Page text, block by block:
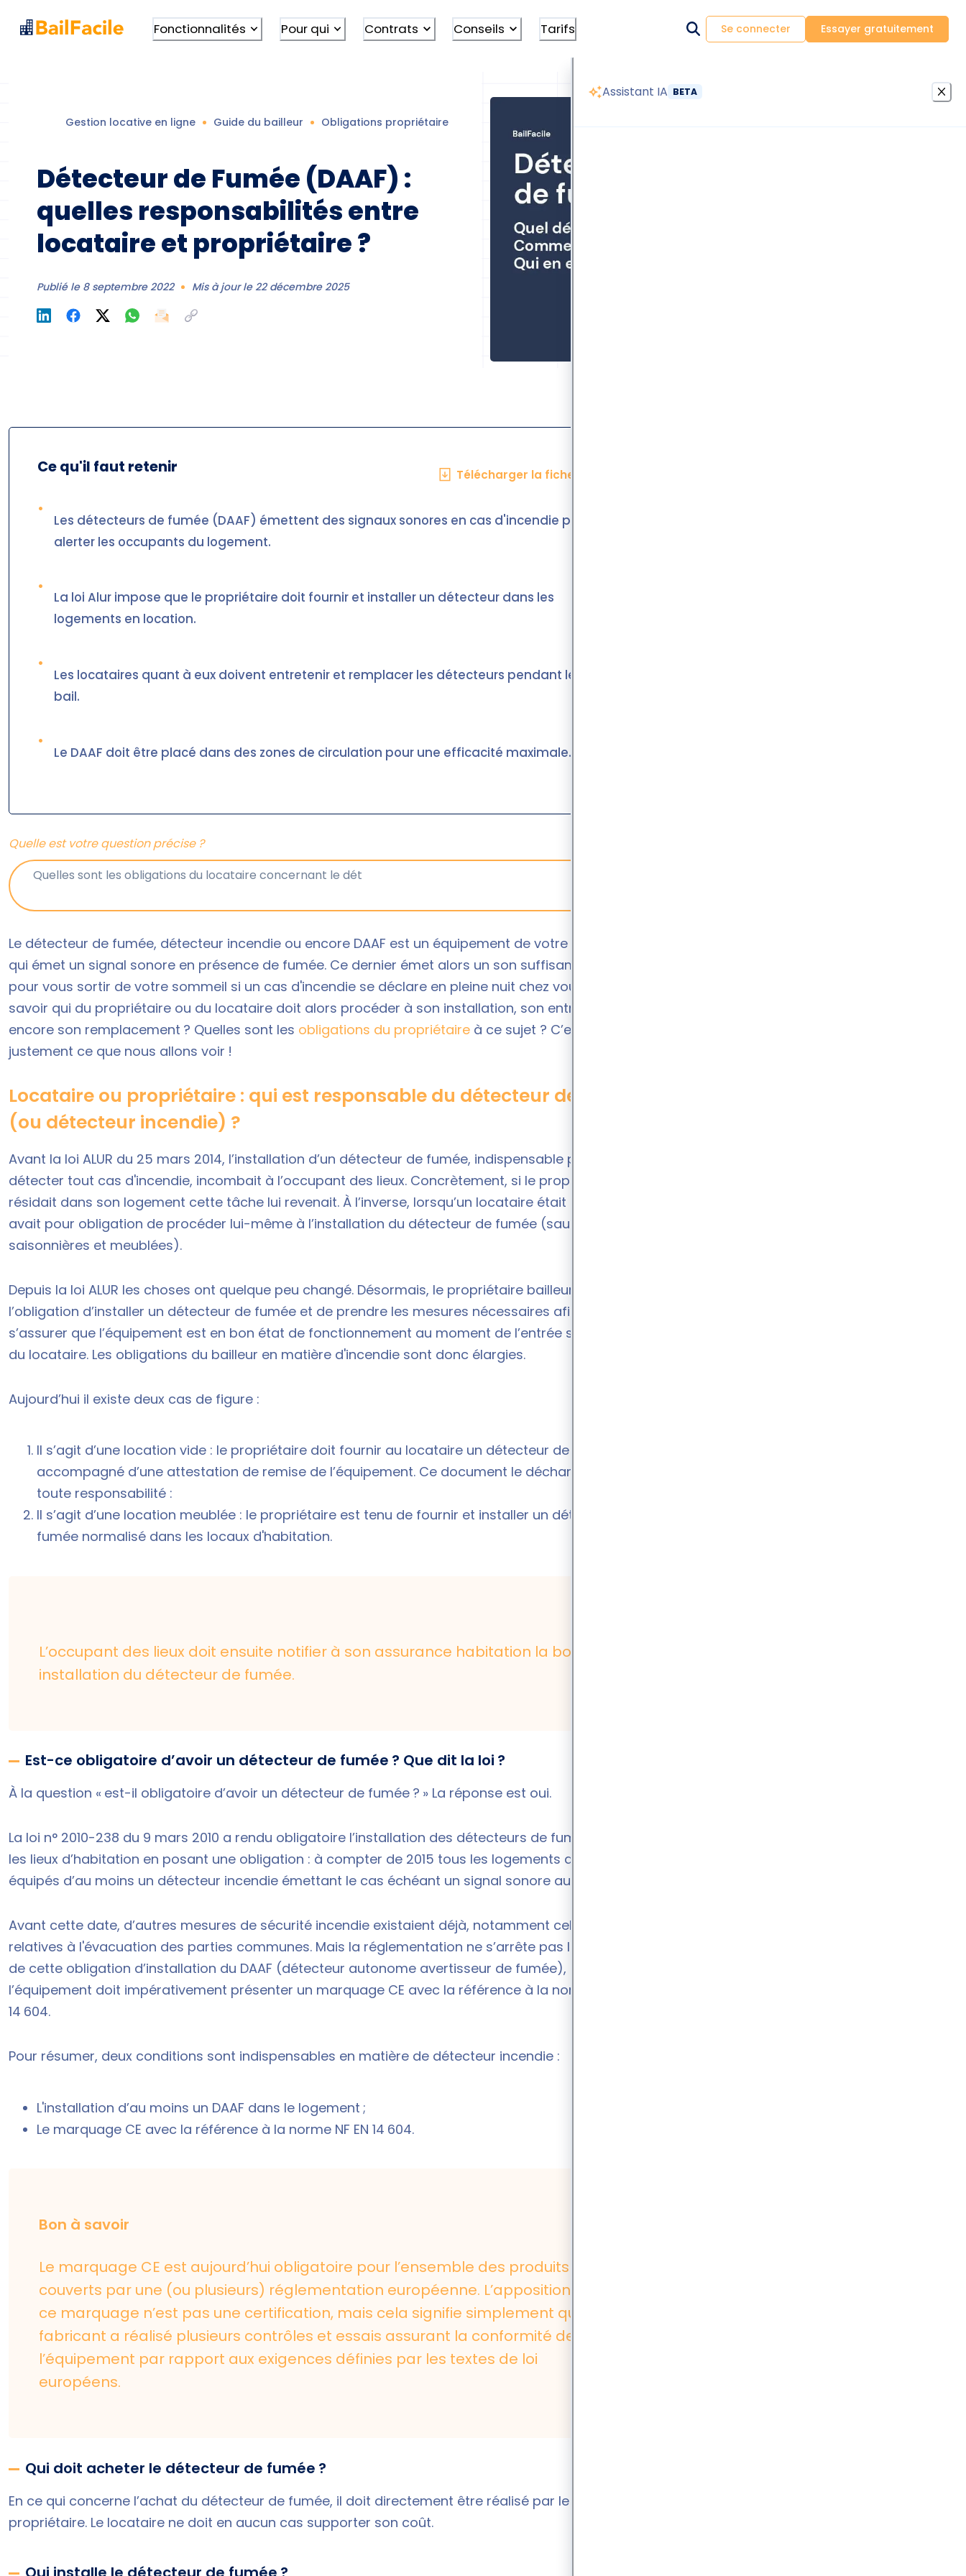
Assistant IA BETA
Fonctionnalités Pour qui Contrats Conseils Tarifs Se connecter Essayer gratuitement
Gestion locative en ligne Guide du bailleur Obligations propriétaire Détecteur de fumée locataire ou propriétaire
Détecteur de Fumée (DAAF) :
quelles responsabilités entre
locataire et propriétaire ?
Publié le 8 septembre 2022 Mis à jour le 22 décembre 2025
Ce qu'il faut retenir
•
Les détecteurs de fumée (DAAF) émettent des signaux sonores en cas d'incendie pour
alerter les occupants du logement.
•
La loi Alur impose que le propriétaire doit fournir et installer un détecteur dans les
logements en location.
•
Les locataires quant à eux doivent entretenir et remplacer les détecteurs pendant leur
bail.
•
Le DAAF doit être placé dans des zones de circulation pour une efficacité maximale.
Télécharger la fiche en PDF
Quelle est votre question précise ?
Le détecteur de fumée, détecteur incendie ou encore DAAF est un équipement de votre habitation
qui émet un signal sonore en présence de fumée. Ce dernier émet alors un son suffisamment fort
pour vous sortir de votre sommeil si un cas d'incendie se déclare en pleine nuit chez vous. Quid de
savoir qui du propriétaire ou du locataire doit alors procéder à son installation, son entretien ou
encore son remplacement ? Quelles sont les obligations du propriétaire à ce sujet ? C’est
justement ce que nous allons voir !
Locataire ou propriétaire : qui est responsable du détecteur de fumée
(ou détecteur incendie) ?
Avant la loi ALUR du 25 mars 2014, l’installation d’un détecteur de fumée, indispensable pour
détecter tout cas d'incendie, incombait à l’occupant des lieux. Concrètement, si le propriétaire
résidait dans son logement cette tâche lui revenait. À l’inverse, lorsqu’un locataire était en place, il
avait pour obligation de procéder lui-même à l’installation du détecteur de fumée (sauf locations
saisonnières et meublées).
Depuis la loi ALUR les choses ont quelque peu changé. Désormais, le propriétaire bailleur a
l’obligation d’installer un détecteur de fumée et de prendre les mesures nécessaires afin de
s’assurer que l’équipement est en bon état de fonctionnement au moment de l’entrée sur les lieux
du locataire. Les obligations du bailleur en matière d'incendie sont donc élargies.
Aujourd’hui il existe deux cas de figure :
Il s’agit d’une location vide : le propriétaire doit fournir au locataire un détecteur de fumée
accompagné d’une attestation de remise de l’équipement. Ce document le décharge de
toute responsabilité :
Il s’agit d’une location meublée : le propriétaire est tenu de fournir et installer un détecteur de
fumée normalisé dans les locaux d'habitation.
L’occupant des lieux doit ensuite notifier à son assurance habitation la bonne
installation du détecteur de fumée.
Est-ce obligatoire d’avoir un détecteur de fumée ? Que dit la loi ?
À la question « est-il obligatoire d’avoir un détecteur de fumée ? » La réponse est oui.
La loi n° 2010-238 du 9 mars 2010 a rendu obligatoire l’installation des détecteurs de fumée dans
les lieux d’habitation en posant une obligation : à compter de 2015 tous les logements doivent être
équipés d’au moins un détecteur incendie émettant le cas échéant un signal sonore audible.
Avant cette date, d’autres mesures de sécurité incendie existaient déjà, notamment celles
relatives à l'évacuation des parties communes. Mais la réglementation ne s’arrête pas là. En plus
de cette obligation d’installation du DAAF (détecteur autonome avertisseur de fumée),
l’équipement doit impérativement présenter un marquage CE avec la référence à la norme NF EN
14 604.
Pour résumer, deux conditions sont indispensables en matière de détecteur incendie :
L'installation d’au moins un DAAF dans le logement ;
Le marquage CE avec la référence à la norme NF EN 14 604.
Bon à savoir
Le marquage CE est aujourd’hui obligatoire pour l’ensemble des produits
couverts par une (ou plusieurs) réglementation européenne. L’apposition de
ce marquage n’est pas une certification, mais cela signifie simplement que le
fabricant a réalisé plusieurs contrôles et essais assurant la conformité de
l’équipement par rapport aux exigences définies par les textes de loi
européens.
Qui doit acheter le détecteur de fumée ?
En ce qui concerne l’achat du détecteur de fumée, il doit directement être réalisé par le
propriétaire. Le locataire ne doit en aucun cas supporter son coût.